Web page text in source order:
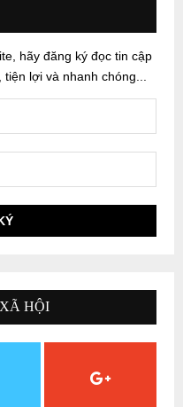
hãy đăng ký đọc tin cập
lợi và nhanh chóng...
HỘI